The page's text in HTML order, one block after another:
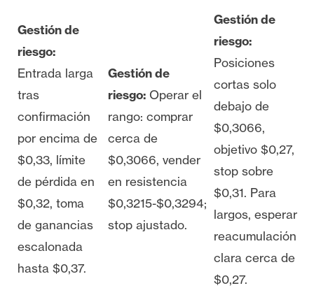
Gestión de
riesgo:
Entrada larga
tras
confirmación
por encima de
$0,33, límite
de pérdida en
$0,32, toma
de ganancias
escalonada
hasta $0,37.
Gestión de
riesgo: Operar el
rango: comprar
cerca de
$0,3066, vender
en resistencia
$0,3215-$0,3294;
stop ajustado.
Gestión de
riesgo:
Posiciones
cortas solo
debajo de
$0,3066,
objetivo $0,27,
stop sobre
$0,31. Para
largos, esperar
reacumulación
clara cerca de
$0,27.